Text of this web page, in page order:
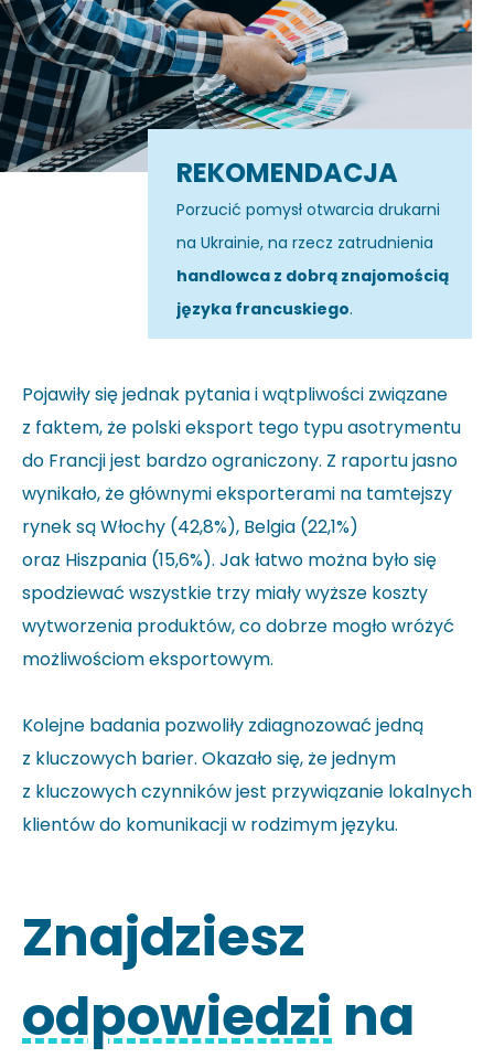
REKOMENDACJA
Porzucić pomysł otwarcia drukarni
na Ukrainie, na rzecz zatrudnienia
handlowca z dobrą znajomością
języka francuskiego.
Pojawiły się jednak pytania i wątpliwości związane
z faktem, że polski eksport tego typu asotrymentu
do Francji jest bardzo ograniczony. Z raportu jasno
wynikało, że głównymi eksporterami na tamtejszy
rynek są Włochy (42,8%), Belgia (22,1%)
oraz Hiszpania (15,6%). Jak łatwo można było się
spodziewać wszystkie trzy miały wyższe koszty
wytworzenia produktów, co dobrze mogło wróżyć
możliwościom eksportowym.
Kolejne badania pozwoliły zdiagnozować jedną
z kluczowych barier. Okazało się, że jednym
z kluczowych czynników jest przywiązanie lokalnych
klientów do komunikacji w rodzimym języku.
Znajdziesz
odpowiedzi na